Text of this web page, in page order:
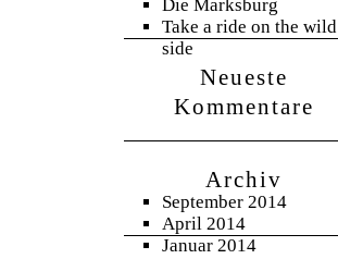
Die Marksburg
Take a ride on the wild
side
Neueste
Kommentare
Archiv
September 2014
April 2014
Januar 2014